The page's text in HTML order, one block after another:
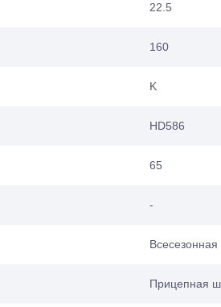
22.5
160
K
HD586
65
-
Всесезонная
Прицепная